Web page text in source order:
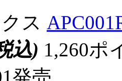
ス
込) 1,260ポ